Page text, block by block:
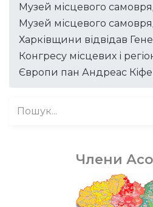
Музей місцевого
Музей місцевого
Харківщини відвідав
Конгресу місцевих і
Європи пан Андреас
Члени